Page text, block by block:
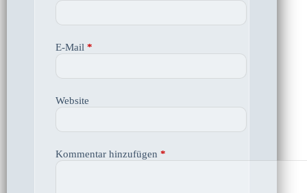
E-Mail *
Website
Kommentar hinzufügen *